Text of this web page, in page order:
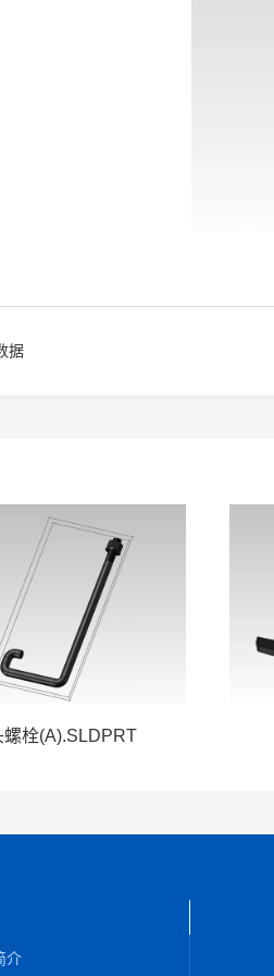
据
螺栓(A).SLDPRT
介